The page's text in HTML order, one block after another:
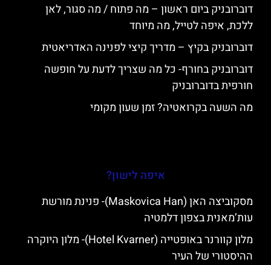
דוברובניק ביום ראשון – מה פתוח / מה סגור, לאן
ללכת, איפה לטייל, מה מיוחד
דוברובניק בקיץ – מדריך קיצי לפנינה האדריאטית
דוברובניק בחורף- כל מה שצריך לדעת על חופשה
חורפית בדוברובניק
מה השעה בקרואטיה? זמן שעון מקומי
איפה לישון?
מסקוביצה האן (Maskovica Han)- פנינת מורשת
עות’מאנית בצפון דלמטיה
מלון קוורנר באופטייה (Hotel Kvarner)- מלון היוקרה
ההיסטורי של העיר